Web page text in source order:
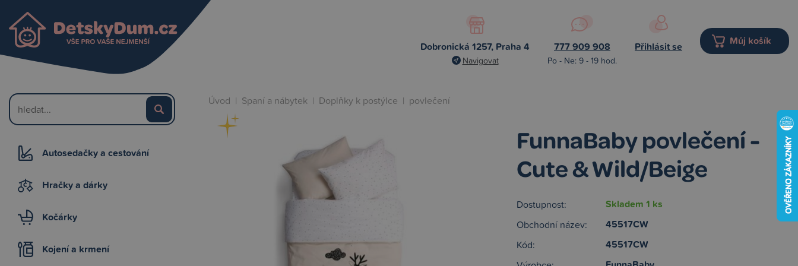
Dobronická 1257, Praha 4
Navigovat
777 909 908
Po - Ne: 9 - 19 hod.
Přihlásit se Můj košík
Autosedačky a cestování
Hračky a dárky
Kočárky
Kojení a krmení
Úvod | Spaní a nábytek | Doplňky k postýlce | povlečení
FunnaBaby povlečení -
Cute & Wild/Beige
Dostupnost: Skladem 1 ks
Obchodní název: 45517CW
Kód: 45517CW